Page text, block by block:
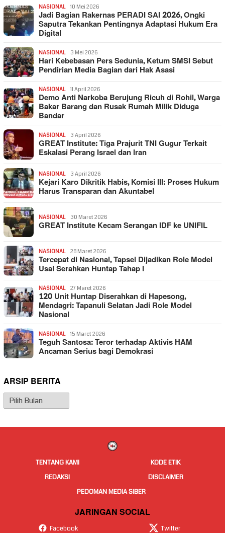
NASIONAL 10 Mei 2026
Jadi Bagian Rakernas PERADI SAI 2026, Ongki
Saputra Tekankan Pentingnya Adaptasi Hukum Era
Digital
NASIONAL 3 Mei 2026
Hari Kebebasan Pers Sedunia, Ketum SMSI Sebut
Pendirian Media Bagian dari Hak Asasi
NASIONAL 11 April 2026
Demo Anti Narkoba Berujung Ricuh di Rohil, Warga
Bakar Barang dan Rusak Rumah Milik Diduga
Bandar
NASIONAL 3 April 2026
GREAT Institute: Tiga Prajurit TNI Gugur Terkait
Eskalasi Perang Israel dan Iran
NASIONAL 3 April 2026
Kejari Karo Dikritik Habis, Komisi III: Proses Hukum
Harus Transparan dan Akuntabel
NASIONAL 30 Maret 2026
GREAT Institute Kecam Serangan IDF ke UNIFIL
NASIONAL 28 Maret 2026
Tercepat di Nasional, Tapsel Dijadikan Role Model
Usai Serahkan Huntap Tahap I
NASIONAL 27 Maret 2026
120 Unit Huntap Diserahkan di Hapesong,
Mendagri: Tapanuli Selatan Jadi Role Model
Nasional
NASIONAL 15 Maret 2026
Teguh Santosa: Teror terhadap Aktivis HAM
Ancaman Serius bagi Demokrasi
ARSIP BERITA
Arsip
Berita
TENTANG KAMI
KODE ETIK
REDAKSI
DISCLAIMER
PEDOMAN MEDIA SIBER
JARINGAN SOCIAL
Facebook Twitter